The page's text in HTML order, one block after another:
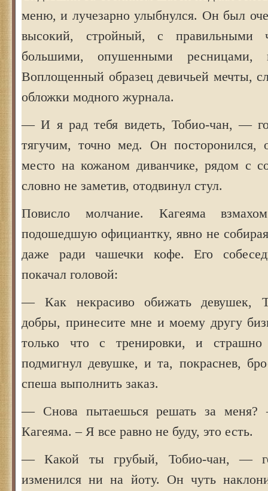
меню, и лучезарно улыбнулся. Он был
высокий, стройный, с правильными
большими, опушенными ресницами,
Воплощенный образец девичьей мечты,
обложки модного журнала.
— И я рад тебя видеть, Тобио-чан, —
тягучим, точно мед. Он посторонился,
место на кожаном диванчике, рядом с
словно не заметив, отодвинул стул.
Повисло молчание. Кагеяма
подошедшую официантку, явно не
даже ради чашечки кофе. Его
покачал головой:
— Как некрасиво обижать девушек,
добры, принесите мне и моему другу
только что с тренировки, и
подмигнул девушке, и та, покраснев,
спеша выполнить заказ.
— Снова пытаешься решать за меня?
Кагеяма. – Я все равно не буду, это есть.
— Какой ты грубый, Тобио-чан, —
изменился ни на йоту. Он чуть